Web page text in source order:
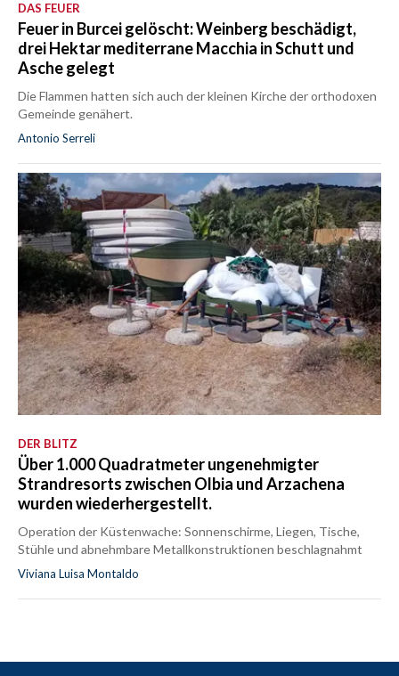
DAS FEUER
Feuer in Burcei gelöscht: Weinberg beschädigt,
drei Hektar mediterrane Macchia in Schutt und
Asche gelegt
Die Flammen hatten sich auch der kleinen Kirche der orthodoxen
Gemeinde genähert.
Antonio Serreli
DER BLITZ
Über 1.000 Quadratmeter ungenehmigter
Strandresorts zwischen Olbia und Arzachena
wurden wiederhergestellt.
Operation der Küstenwache: Sonnenschirme, Liegen, Tische,
Stühle und abnehmbare Metallkonstruktionen beschlagnahmt
Viviana Luisa Montaldo